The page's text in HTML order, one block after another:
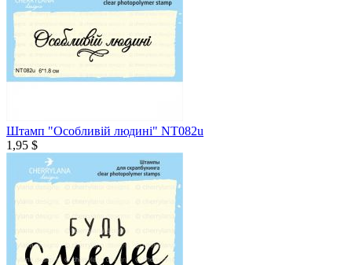
Штамп "Особливій людині" NT082u
1,95 $